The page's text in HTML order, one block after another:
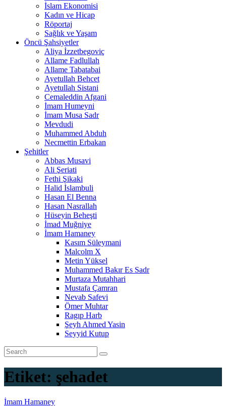
İslam Ekonomisi
Kadın ve Hicap
Röportaj
Sağlık ve Yaşam
Öncü Şahsiyetler
Aliya İzzetbegoviç
Allame Fadlullah
Allame Tabatabai
Ayetullah Behcet
Ayetullah Sistani
Cemaleddin Afgani
İmam Humeyni
İmam Musa Sadr
Mevdudi
Muhammed Abduh
Necmettin Erbakan
Şehitler
Abbas Musavi
Ali Şeriati
Fethi Şikaki
Halid İslambuli
Hasan El Benna
Hasan Nasrallah
Hüseyin Beheşti
İmad Muğniye
İmam Hamaney
Kasım Süleymani
Malcolm X
Metin Yüksel
Muhammed Bakır Es Sadr
Murtaza Mutahhari
Mustafa Çamran
Nevab Safevi
Ömer Muhtar
Ragıp Harb
Şeyh Ahmed Yasin
Seyyid Kutup
Etiket: şehadet
İmam Hamaney